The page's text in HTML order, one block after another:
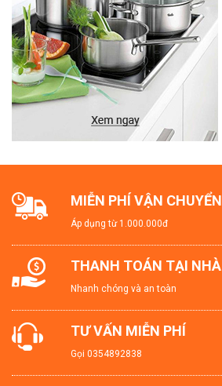
MIỄN PHÍ VẬN CHUYỂN
Áp dụng từ 1.000.000đ
THANH TOÁN TẠI NHÀ
Nhanh chóng và an toàn
TƯ VẤN MIỄN PHÍ
Gọi 0354892838